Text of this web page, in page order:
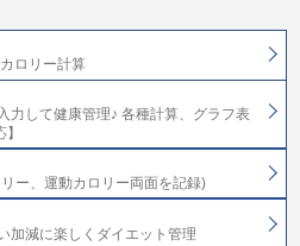
ロリー計算
力して健康管理♪ 各種計算、グラフ表
ー、運動カロリー両面を記録)
加減に楽しくダイエット管理